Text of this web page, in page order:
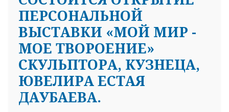
ПЕРСОНАЛЬНОЙ
ВЫСТАВКИ «МОЙ МИР -
МОЕ ТВОРОЕНИЕ»
СКУЛЬПТОРА, КУЗНЕЦА,
ЮВЕЛИРА ЕСТАЯ
ДАУБАЕВА.